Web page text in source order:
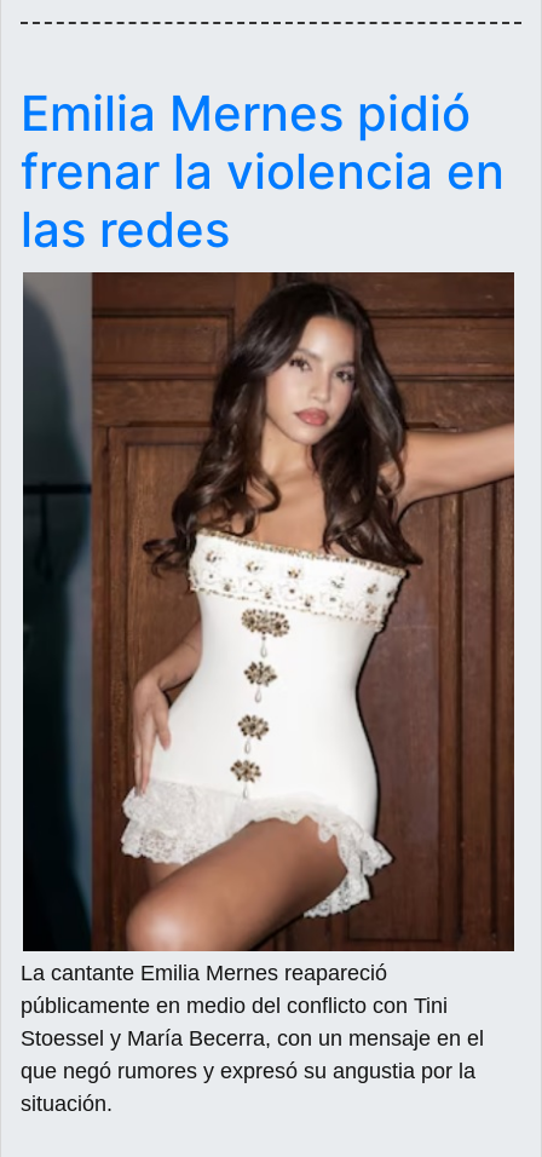
Emilia Mernes pidió
frenar la violencia en
las redes
La cantante Emilia Mernes reapareció
públicamente en medio del conflicto con Tini
Stoessel y María Becerra, con un mensaje en el
que negó rumores y expresó su angustia por la
situación.